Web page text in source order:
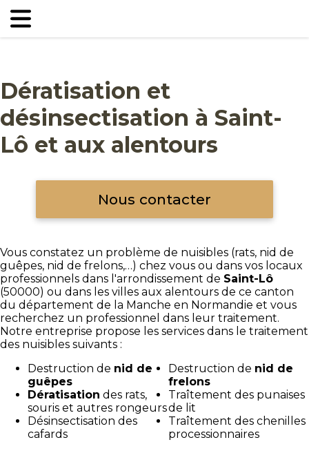
Dératisation et
désinsectisation à Saint-
Lô et aux alentours
Nous contacter
Vous constatez un problème de nuisibles (rats, nid de
guêpes, nid de frelons,…) chez vous ou dans vos locaux
professionnels dans l'arrondissement de Saint-Lô
(50000) ou dans les villes aux alentours de ce canton
du département de la Manche en Normandie et vous
recherchez un professionnel dans leur traitement.
Notre entreprise propose les services dans le traitement
des nuisibles suivants :
Destruction de nid de
guêpes
Destruction de nid de
frelons
Dératisation des rats,
souris et autres rongeurs
Traîtement des punaises
de lit
Désinsectisation des
cafards
Traîtement des chenilles
processionnaires